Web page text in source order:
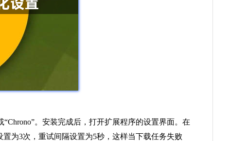
。安装完成后，打开扩展程序的设置界面。在
为3次，重试间隔设置为5秒，这样当下载任务失败